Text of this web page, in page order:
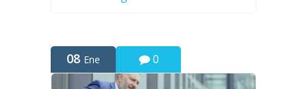
08 Ene 0